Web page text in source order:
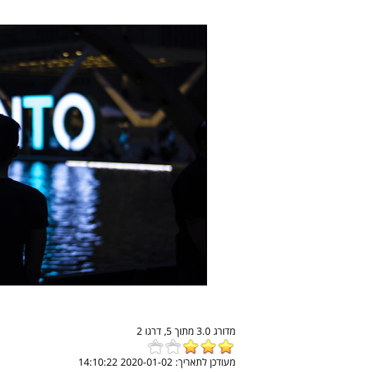
מדורג3.0 מתוך5, דרגו2
מעודכן לתאריך:2020-01-02 14:10:22